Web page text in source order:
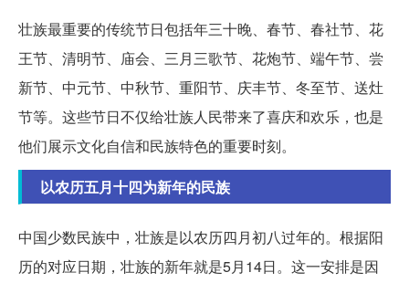
壮族最重要的传统节日包括年三十晚、春节、春社节、花
王节、清明节、庙会、三月三歌节、花炮节、端午节、尝
新节、中元节、中秋节、重阳节、庆丰节、冬至节、送灶
节等。这些节日不仅给壮族人民带来了喜庆和欢乐，也是
他们展示文化自信和民族特色的重要时刻。
以农历五月十四为新年的民族
中国少数民族中，壮族是以农历四月初八过年的。根据阳
历的对应日期，壮族的新年就是5月14日。这一安排是因